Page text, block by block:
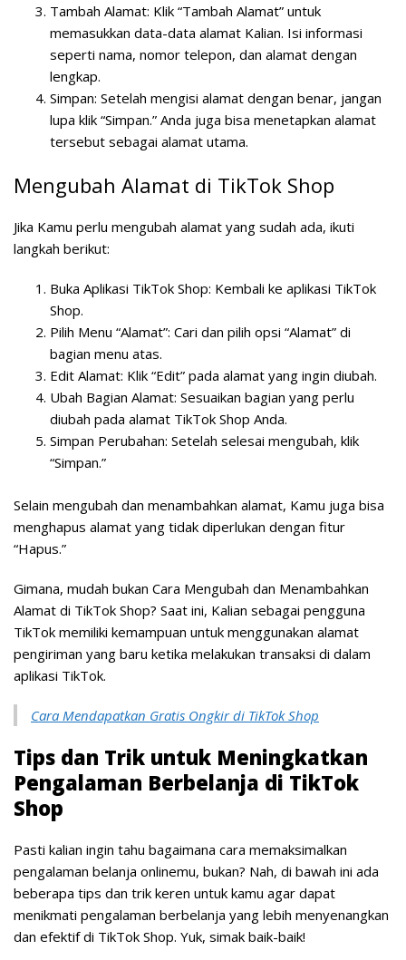
Tambah Alamat: Klik “Tambah Alamat” untuk
memasukkan data-data alamat Kalian. Isi informasi
seperti nama, nomor telepon, dan alamat dengan
lengkap.
Simpan: Setelah mengisi alamat dengan benar, jangan
lupa klik “Simpan.” Anda juga bisa menetapkan alamat
tersebut sebagai alamat utama.
Mengubah Alamat di TikTok Shop
Jika Kamu perlu mengubah alamat yang sudah ada, ikuti
langkah berikut:
Buka Aplikasi TikTok Shop: Kembali ke aplikasi TikTok
Shop.
Pilih Menu “Alamat”: Cari dan pilih opsi “Alamat” di
bagian menu atas.
Edit Alamat: Klik “Edit” pada alamat yang ingin diubah.
Ubah Bagian Alamat: Sesuaikan bagian yang perlu
diubah pada alamat TikTok Shop Anda.
Simpan Perubahan: Setelah selesai mengubah, klik
“Simpan.”
Selain mengubah dan menambahkan alamat, Kamu juga bisa
menghapus alamat yang tidak diperlukan dengan fitur
“Hapus.”
Gimana, mudah bukan Cara Mengubah dan Menambahkan
Alamat di TikTok Shop? Saat ini, Kalian sebagai pengguna
TikTok memiliki kemampuan untuk menggunakan alamat
pengiriman yang baru ketika melakukan transaksi di dalam
aplikasi TikTok.
Cara Mendapatkan Gratis Ongkir di TikTok Shop
Tips dan Trik untuk Meningkatkan
Pengalaman Berbelanja di TikTok
Shop
Pasti kalian ingin tahu bagaimana cara memaksimalkan
pengalaman belanja onlinemu, bukan? Nah, di bawah ini ada
beberapa tips dan trik keren untuk kamu agar dapat
menikmati pengalaman berbelanja yang lebih menyenangkan
dan efektif di TikTok Shop. Yuk, simak baik-baik!